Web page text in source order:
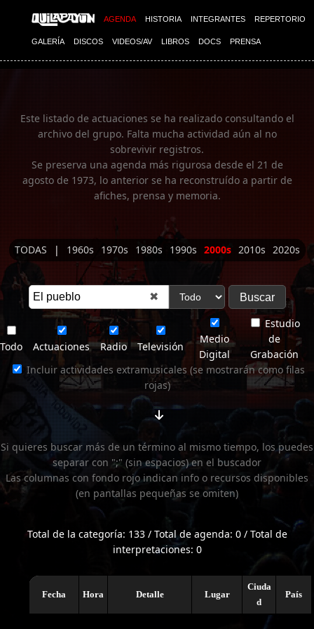
AGENDA HISTORIA INTEGRANTES REPERTORIO
GALERÍA DISCOS VIDEOS/AV LIBROS DOCS PRENSA
Imagen 01
Este listado de actuaciones se ha realizado consultando el
archivo del grupo. Falta mucha actividad aún al no
sobrevivir registros.
Se preserva una agenda más rigurosa desde el 21 de
agosto de 1973, lo anterior se ha reconstruído a partir de
afiches, prensa y memoria.
TODAS | 1960s 1970s 1980s 1990s 2000s 2010s 2020s
✖
Todo Actuaciones Radio Televisión
Medio
Digital
Estudio
de
Grabación
Incluir actividades extramusicales (se mostrarán como filas
rojas)
Si quieres buscar más de un término al mismo tiempo, los puedes
separar con ";" (sin espacios) en el buscador
Las columnas con fondo rojo indican info o recursos disponibles
(en pantallas pequeñas se omiten)
Total de la categoría: 133 / Total de agenda: 0 / Total de
interpretaciones: 0
Fecha Hora Detalle Lugar
Ciuda
d
País